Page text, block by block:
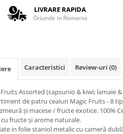
LIVRARE RAPIDA
Oriunde in Romania
Caracteristici Review-uri (0)
Assorted (capsunio & kiwi; lamaie
de patru ceaiuri Magic Fruits - 8
și macese / fructe exotice. 100%
fructe și arome naturale.
in folie staniol metalic cu cameră